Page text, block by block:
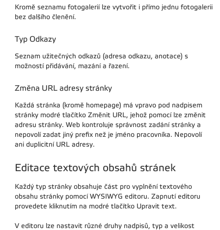
Kromě seznamu fotogalerií lze vytvořit i přímo jednu fotogalerii
bez dalšího členění.
Typ Odkazy
Seznam užitečných odkazů (adresa odkazu, anotace) s
možností přidávání, mazání a řazení.
Změna URL adresy stránky
Každá stránka (kromě homepage) má vpravo pod nadpisem
stránky modré tlačítko Změnit URL, jehož pomocí lze změnit
adresu stránky. Web kontroluje správnost zadání stránky a
nepovolí zadat jiný prefix než je jméno pracovníka. Nepovolí
ani duplicitní URL adresy.
Editace textových obsahů stránek
Každý typ stránky obsahuje část pro vyplnění textového
obsahu stránky pomocí WYSIWYG editoru. Zapnutí editoru
provedete kliknutím na modré tlačítko Upravit text.
V editoru lze nastavit různé druhy nadpisů, typ a velikost